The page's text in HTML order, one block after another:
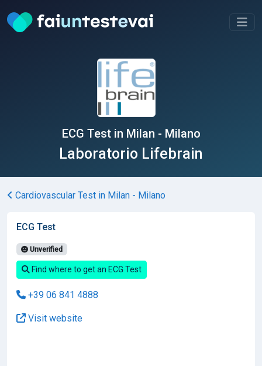
ECG Test in Milan - Milano
Laboratorio Lifebrain
Cardiovascular Test in Milan - Milano
ECG Test
Unverified
Find where to get an ECG Test
+39 06 841 4888
Visit website